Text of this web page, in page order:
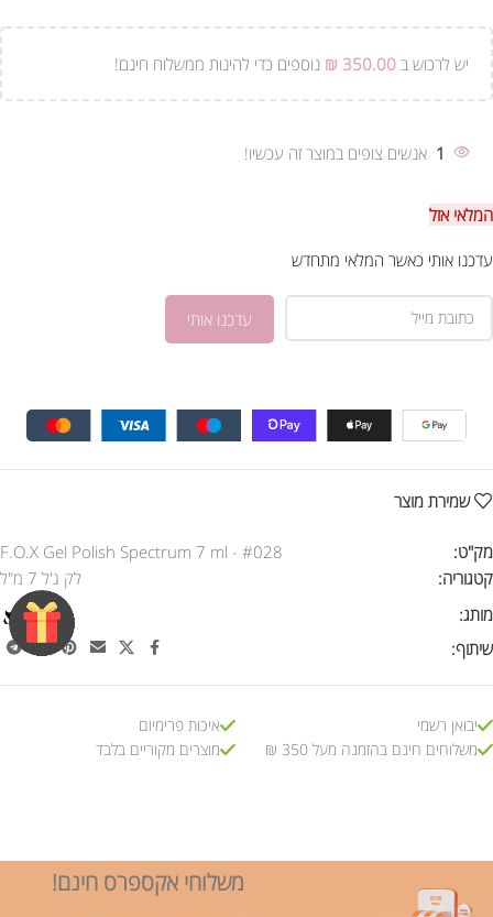
יש לרכוש ב ₪ 350.00 נוספים כדי להינות ממשלוח חינם!
1 אנשים צופים במוצר זה עכשיו!
המלאי אזל
עדכנו אותי כאשר המלאי מתחדש
שמירת מוצר
מק"ט:
F.O.X Gel Polish Spectrum 7 ml - #028
קטגוריה:
לק ג'ל 7 מ"ל
מותג:
שיתוף:
יבואן רשמי
משלוחים חינם בהזמנה מעל 350 ₪
איכות פרימיום
מוצרים מקוריים בלבד
משלוחי אקספרס חינם!